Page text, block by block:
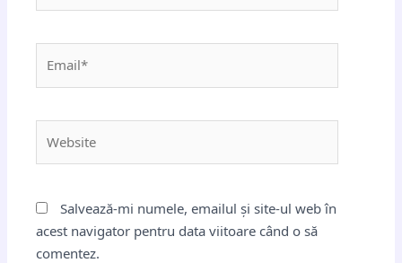
Salvează-mi numele, emailul și site-ul web în
acest navigator pentru data viitoare când o să
comentez.